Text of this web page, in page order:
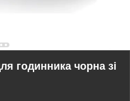
годинника чорна зі